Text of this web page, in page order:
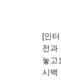
[인
전과
놓고
시백